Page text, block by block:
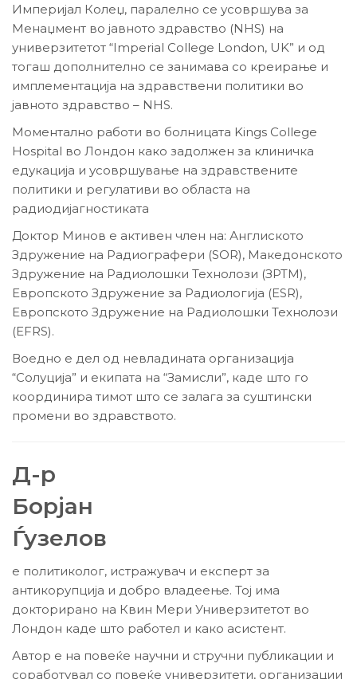
Империјал Колеџ, паралелно се усовршува за
Менаџмент во јавното здравство (NHS) на
универзитетот “Imperial College London, UK” и од
тогаш дополнително се занимава со креирање и
имплементација на здравствени политики во
јавното здравство – NHS.
Моментално работи во болницата Kings College
Hospital во Лондон како задолжен за клиничка
едукација и усовршување на здравствените
политики и регулативи во областа на
радиодијагностиката
Доктор Минов е активен член на: Англиското
Здружение на Радиографери (SOR), Македонското
Здружение на Радиолошки Технолози (ЗРТМ),
Европското Здружение за Радиологија (ЕSR),
Европското Здружение на Радиолошки Технолози
(EFRS).
Воедно е дел од невладината организација
“Солуција” и екипата на “Замисли”, каде што го
координира тимот што се залага за суштински
промени во здравството.
Д-р
Борјан
Ѓузелов
е политиколог, истражувач и експерт за
антикорупција и добро владеење. Тој има
докторирано на Квин Мери Универзитетот во
Лондон каде што работел и како асистент.
Автор е на повеќе научни и стручни публикации и
соработувал со повеќе универзитети, организации